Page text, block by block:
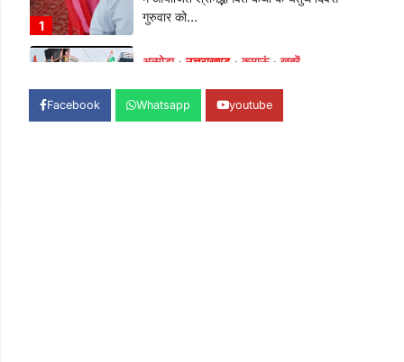
अल्मोड़ा उत्तराखण्ड
8 अगस्त को खड़गे की हल्द्वानी रैली को
Admin August 6, 2026
Facebook Whatsapp youtube